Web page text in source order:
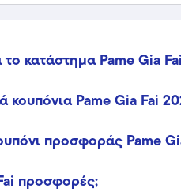
κατάστημα Pame Gia
κουπόνια Pame Gia Fai
προσφοράς Pame
προσφορές;